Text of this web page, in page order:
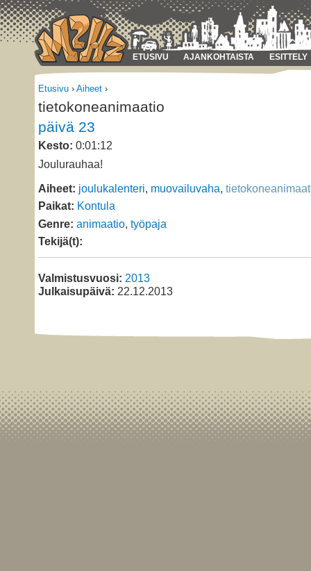
ETUSIVU AJANKOHTAISTA ESITTELY
Etusivu › Aiheet ›
tietokoneanimaatio
päivä 23
Kesto: 0:01:12
Joulurauhaa!
Aiheet: joulukalenteri, muovailuvaha,
Paikat: Kontula
Genre: animaatio, työpaja
Tekijä(t):
Valmistusvuosi: 2013
Julkaisupäivä: 22.12.2013